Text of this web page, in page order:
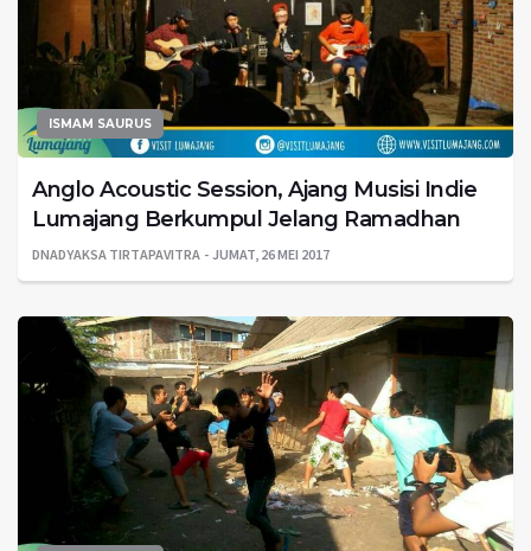
ISMAM SAURUS
Anglo Acoustic Session, Ajang Musisi Indie
Lumajang Berkumpul Jelang Ramadhan
DNADYAKSA TIRTAPAVITRA JUMAT, 26 MEI 2017